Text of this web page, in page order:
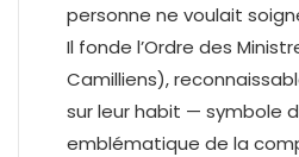
personne ne voulait
Il fonde l’Ordre des
Camilliens),
sur leur habit — symbole
emblématique de la